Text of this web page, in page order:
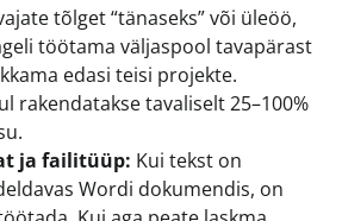
tõlget “tänaseks” või üleöö,
töötama väljaspool tavapärast
edasi teisi projekte.
rakendatakse tavaliselt 25–100%
ja failitüüp: Kui tekst on
Wordi dokumendis, on